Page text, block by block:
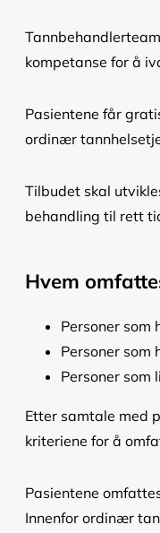
kompetanse for å
Pasientene får
ordinær
Tilbudet skal
behandling til rett
Hvem
Personer
Personer
Personer som
Etter samtale med
kriteriene for å
Pasientene
Innenfor ordinær